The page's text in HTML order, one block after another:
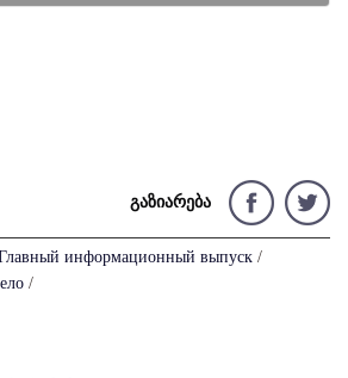
გაზიარება
информационный выпуск /
/